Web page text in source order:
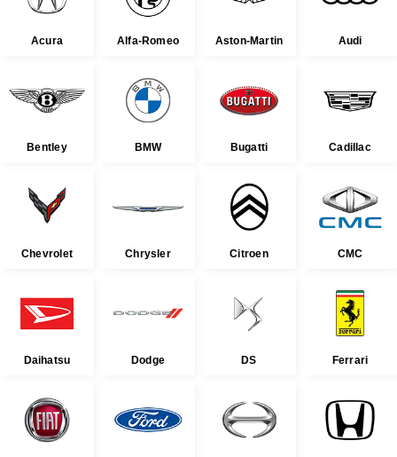
Acura Alfa-Romeo Aston-Martin Audi
Bentley BMW Bugatti Cadillac
Chevrolet Chrysler Citroen CMC
Daihatsu Dodge DS Ferrari